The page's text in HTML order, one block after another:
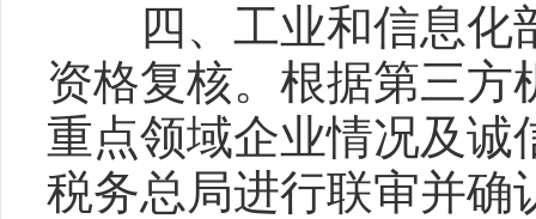
四、工业和信息化部
资格复核。根据第三方
重点领域企业情况及诚
税务总局进行联审并确